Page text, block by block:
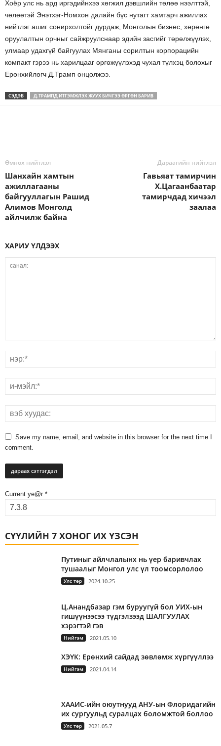
Хоёр улс нь ард иргэдийнхээ хөгжил дэвшлийн төлөө нээлттэй,
чөлөөтэй Энэтхэг-Номхон далайн бүс нутагт хамтарч ажиллах
нийтлэг ашиг сонирхолтойг дурдаж, Монголын бизнес, хөрөнгө
оруулалтын орчныг сайжруулснаар эдийн засгийг төрөлжүүлэх,
улмаар удахгүй байгуулах Мянганы сорилтын корпорацийн
компакт гэрээ нь харилцааг өргөжүүлэхэд чухал түлхэц болохыг
Ерөнхийлөгч Д.Трамп онцолжээ.
СЭДЭВ Д.ТРАМПД ИТГЭМЖЛЭХ ЖУУХ БИЧГЭЭ ӨРГӨН БАРИВ
Өмнөх нийтлэл
Шанхайн хамтын
ажиллагааны
байгууллагын Рашид
Алимов Монголд
айлчилж байна
Дараагийн нийтлэл
Гавьяат тамирчин
Х.Цагаанбаатар
тамирчдад хичээл
заалаа
ХАРИУ ҮЛДЭЭХ
Save my name, email, and website in this browser for the next time I
comment.
Current ye@r *
СҮҮЛИЙН 7 ХОНОГ ИХ ҮЗСЭН
Путиныг айлчлалынх нь үер баривчлах
тушаалыг Монгол улс үл тоомсорлолоо
Улс төр 2024.10.25
Ц.Анандбазар гэм буруугүй бол УИХ-ын
гишүүнээсээ түдгэлзээд ШАЛГУУЛАХ
хэрэгтэй гэв
Нийгэм 2021.05.10
ХЭҮК: Ерөнхий сайдад зөвлөмж хүргүүллээ
Нийгэм 2021.04.14
ХААИС-ийн оюутнууд АНУ-ын Флоридагийн
их сургуульд суралцах боломжтой боллоо
Улс төр 2021.05.7